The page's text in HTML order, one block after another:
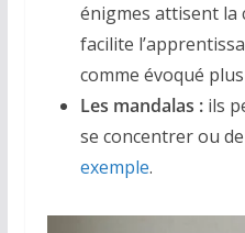
énigmes attisent la
facilite
comme évoqué
Les mandalas :ils
se concentrer ou de
exemple.